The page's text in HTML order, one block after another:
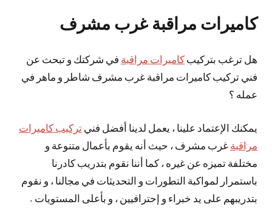
كاميرات مراقبة غرب مشرف
هل ترغب بتركيب كاميرات مراقبة في شركتك و تبحث عن
فني تركيب كاميرات مراقبة غرب مشرف شاطر و ماهر في
عمله ؟
يمكنك الإعتماد علينا ، يعمل لدينا أفضل فني تركيب كاميرات
مراقبة غرب مشرف ، حيث أنه يقوم بأعمال متنوعة و
مختلفة تميزه عن غيره ، كما أننا نقوم بتدريب كادرنا
باستمرار لمواكبة التطورات و التحديثات في مجالنا ، و نقوم
بتدريبهم على يد خبراء و إحترافيين ، و بأعلى المستويات .